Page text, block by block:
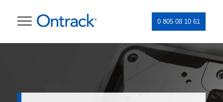
0 805 08 10 61